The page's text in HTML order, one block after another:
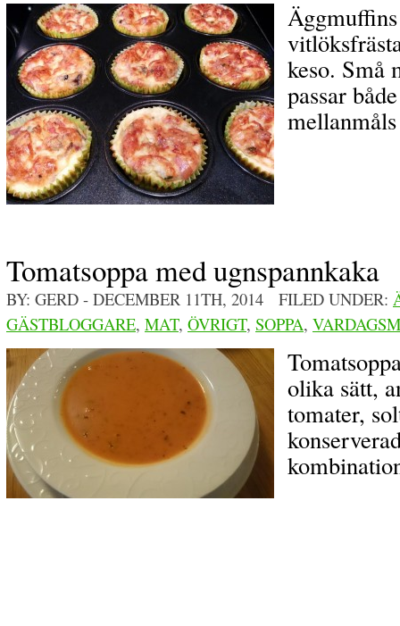
keso. Små
passar
Tomatsoppa med ugnspannkaka
BY: GERD - DECEMBER 11TH, 2014 FILED UNDER:
GÄSTBLOGGARE, MAT, ÖVRIGT, SOPPA,
olika sätt,
tomater,